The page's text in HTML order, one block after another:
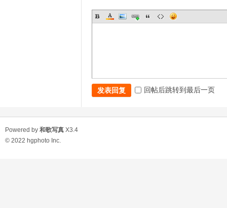
发表回复 回帖后跳转到最后一页
Powered by 和歌写真 X3.4
© 2022 hgphoto Inc.